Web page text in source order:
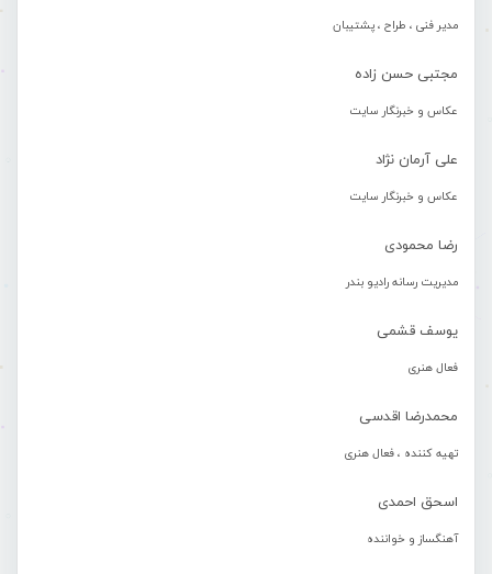
مدیر فنی ، طراح ، پشتیبان
مجتبی حسن زاده
عکاس و خبرنگار سایت
علی آرمان نژاد
عکاس و خبرنگار سایت
رضا محمودی
مدیریت رسانه رادیو بندر
یوسف قشمی
فعال هنری
محمدرضا اقدسی
تهیه کننده ، فعال هنری
اسحق احمدی
آهنگساز و خواننده